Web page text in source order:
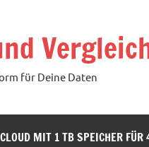
für Deine Daten
CLOUD MIT 1 TB SPEICHER